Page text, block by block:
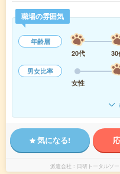
職場の雰囲気
年齢層
20代
30
男女比率
女性
気になる!
派遣会社 日研トータルソ